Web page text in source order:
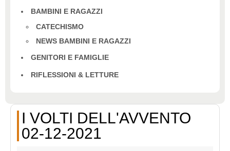
BAMBINI E RAGAZZI
CATECHISMO
NEWS BAMBINI E RAGAZZI
GENITORI E FAMIGLIE
RIFLESSIONI & LETTURE
I VOLTI DELL'AVVENTO
02-12-2021